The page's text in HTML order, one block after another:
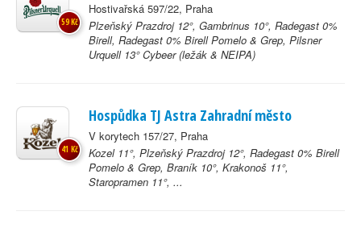
Hostivařská 597/22, Praha
Plzeňský Prazdroj 12°, Gambrinus 10°, Radegast 0%
Birell, Radegast 0% Birell Pomelo & Grep, Pilsner
Urquell 13° Cybeer (ležák & NEIPA)
59 Kč
Hospůdka TJ Astra Zahradní město
V korytech 157/27, Praha
Kozel 11°, Plzeňský Prazdroj 12°, Radegast 0% Birell
Pomelo & Grep, Braník 10°, Krakonoš 11°,
Staropramen 11°, ...
41 Kč